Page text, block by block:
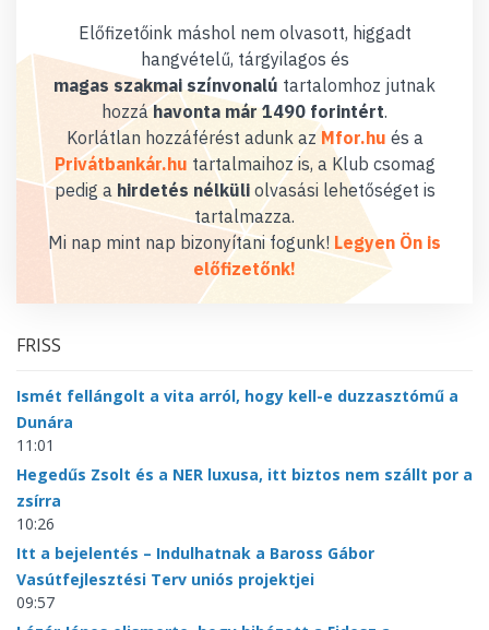
Előfizetőink máshol nem olvasott, higgadt
hangvételű, tárgyilagos és
magas szakmai színvonalú tartalomhoz jutnak
hozzáhavonta már 1490 forintért.
Korlátlan hozzáférést adunk az Mfor.hu és a
Privátbankár.hu tartalmaihoz is, a Klub csomag
pedig a hirdetés nélküliolvasási lehetőséget is
tartalmazza.
Mi nap mint nap bizonyítani fogunk! Legyen Ön is
előfizetőnk!
FRISS
Ismét fellángolt a vita arról, hogy kell-e duzzasztómű a
Dunára
11:01
Hegedűs Zsolt és a NER luxusa, itt biztos nem szállt por a
zsírra
10:26
Itt a bejelentés – Indulhatnak a Baross Gábor
Vasútfejlesztési Terv uniós projektjei
09:57